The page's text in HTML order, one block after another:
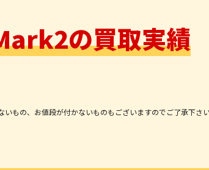
の買取実績
もの、お値段が付かないものもございますのでご了承下さい